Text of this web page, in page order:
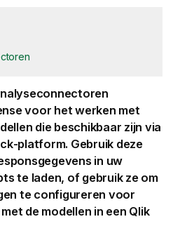
voor het werken met
die beschikbaar zijn via
-platform. Gebruik deze
in uw
te laden, of gebruik ze om
te configureren voor
de modellen in een Qlik